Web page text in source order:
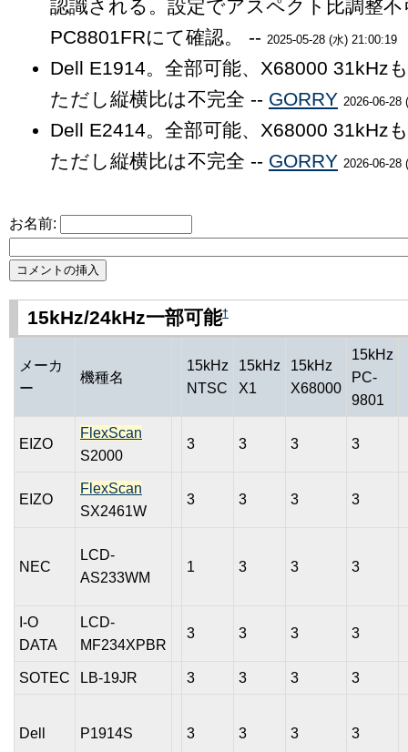
認識される。設定でアスペクト比調整不
PC8801FRにて確認。 -- 2025-05-28 (水) 21:00:19
Dell E1914。全部可能、X68000 31kHz
ただし縦横比は不完全 -- GORRY 2026-06-28
Dell E2414。全部可能、X68000 31kHz
ただし縦横比は不完全 -- GORRY 2026-06-28
お名前:
15kHz/24kHz一部可能†
メーカ
ー
機種名
15kHz
NTSC
15kHz
X1
15kHz
X68000
15kHz
PC-
9801
EIZO
FlexScan
S2000
3 3 3 3
EIZO
FlexScan
SX2461W
3 3 3 3
NEC
LCD-
AS233WM
1 3 3 3
I-O
DATA
LCD-
MF234XPBR
3 3 3 3
SOTEC LB-19JR 3 3 3 3
Dell P1914S 3 3 3 3